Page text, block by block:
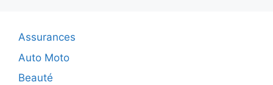
Assurances
Auto Moto
Beauté